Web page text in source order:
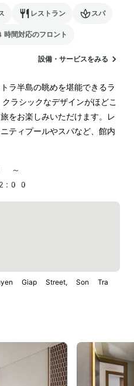
レストラン スパ
間対応のフロント
設備・サービスをみる
ラ半島の眺めを堪能できるラ
ラシックなデザインがほどこ
をお楽しみいただけます。レ
ティプールやスパなど、館内
～
Giap Street, Son Tra